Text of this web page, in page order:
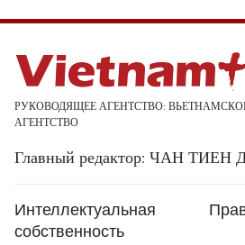
РУКОВОДЯЩЕЕ АГЕНТСТВО:
АГЕНТСТВО
Главный редактор: ЧАН ТИЕН
Интеллектуальная
собственность